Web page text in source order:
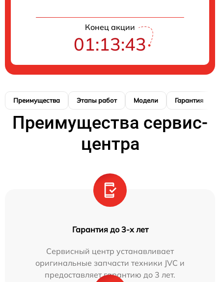
Конец акции
01:13:42
Преимущества Этапы работ Модели Гарантия
Преимущества сервис-
центра
Гарантия до 3-х лет
Сервисный центр устанавливает
оригинальные запчасти техники JVC и
предоставляет гарантию до 3 лет.